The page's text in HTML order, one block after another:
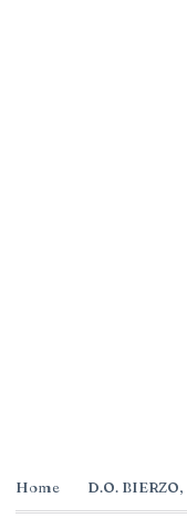
Home D.O. BIERZO,